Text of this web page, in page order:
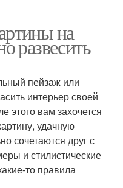
на
развесить
пейзаж или
интерьер своей
этого вам захочется
удачную
сочетаются друг с
и стилистические
то правила